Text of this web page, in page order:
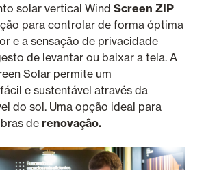
solar vertical Wind Screen ZIP
para controlar de forma óptima
e a sensação de privacidade
de levantar ou baixar a tela. A
Solar permite um
e sustentável através da
do sol. Uma opção ideal para
de renovação.